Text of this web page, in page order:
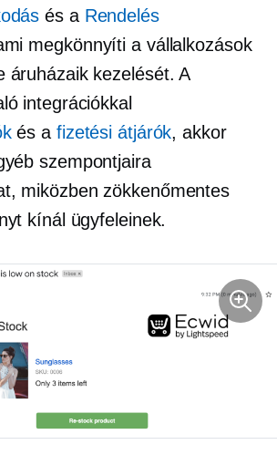
és a Rendelés
megkönnyíti a vállalkozások
áruházaik kezelését. A
integrációkkal
és a fizetési átjárók, akkor
szempontjaira
miközben zökkenőmentes
kínál ügyfeleinek.